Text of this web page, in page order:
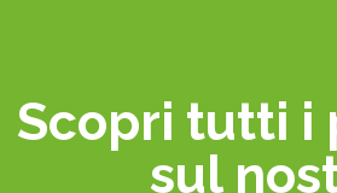
Scopri tutti i
sul